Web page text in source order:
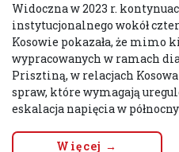
Widoczna w 2023 r.
instytucjonalnego wokół
Kosowie pokazała, że
wypracowanych w ramach
Prisztiną, w relacjach
spraw, które wymagają
eskalacja napięcia w
Więcej →